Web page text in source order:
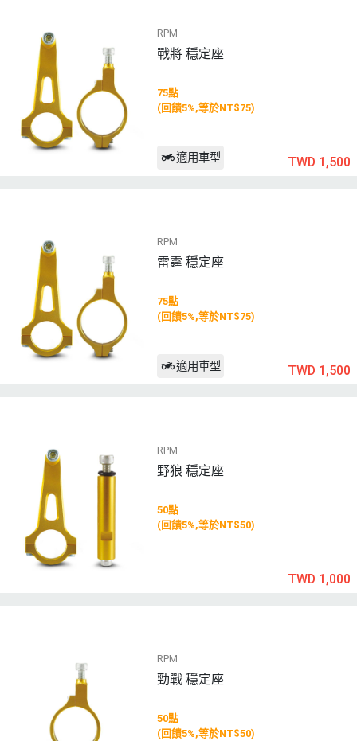
RPM
戰將 穩定座
75點
(回饋5%,等於NT$75)
適用車型 TWD 1,500
RPM
雷霆 穩定座
75點
(回饋5%,等於NT$75)
適用車型 TWD 1,500
RPM
野狼 穩定座
50點
(回饋5%,等於NT$50)
TWD 1,000
RPM
勁戰 穩定座
50點
(回饋5%,等於NT$50)